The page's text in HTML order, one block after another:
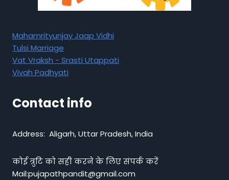
Mahamrityunjay Jaap Vidhi
Tulsi Marriage
Vat Vraksh - Srasti Utappati
Vivah Padhyati
Contact info
Address: Aligarh, Uttar Pradesh, India
कोई त्रुटि को सही करने के लिए संपर्क करें
Mail:pujapathpandit@gmail.com